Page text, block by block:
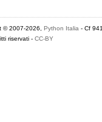
© 2007-2026, Python Italia- Cf
riservati - CC-BY